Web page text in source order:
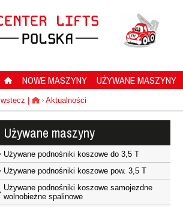
NOWE MASZYNY UŻYWANE MASZYNY
wstecz › Aktualności
Używane maszyny
Używane podnośniki koszowe do 3,5 T
Używane podnośniki koszowe pow. 3,5 T
Używane podnośniki koszowe samojezdne
wolnobieżne spalinowe